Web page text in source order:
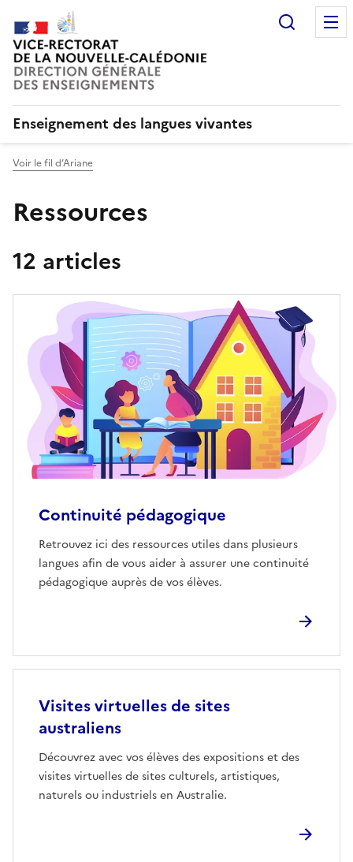
Enseignement des langues vivantes
Voir le fil d’Ariane
Ressources
12 articles
Continuité pédagogique
Retrouvez ici des ressources utiles dans plusieurs
langues afin de vous aider à assurer une continuité
pédagogique auprès de vos élèves.
Visites virtuelles de sites
australiens
Découvrez avec vos élèves des expositions et des
visites virtuelles de sites culturels, artistiques,
naturels ou industriels en Australie.